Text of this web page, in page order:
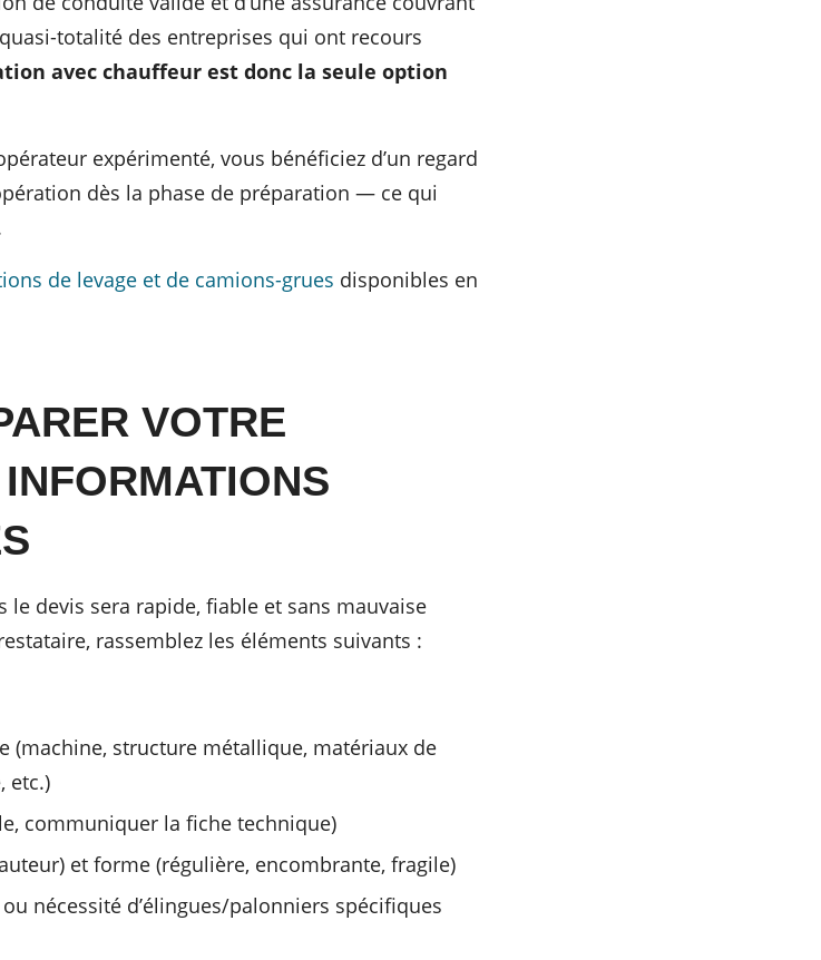
totalité des entreprises qui ont recours
avec chauffeur est donc la seule option
expérimenté, vous bénéficiez d’un regard
dès la phase de préparation — ce qui
de levage et de camions-grues disponibles en
VOTRE
le devis sera rapide, fiable et sans mauvaise
rassemblez les éléments suivants :
(machine, structure métallique, matériaux de
etc.)
communiquer la fiche technique)
et forme (régulière, encombrante, fragile)
nécessité d’élingues/palonniers spécifiques